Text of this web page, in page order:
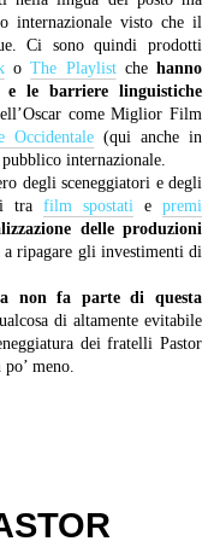
internazionale visto che il
Ci sono quindi prodotti
oThe Playlistche hanno
e le barriere linguistiche
come Miglior Film
(qui anche in
internazionale.
degli sceneggiatori e degli
tra film spostati e premi
delle produzioni
ripagare gli investimenti di
non fa parte di questa
di altamente evitabile
dei fratelli Pastor
meno.